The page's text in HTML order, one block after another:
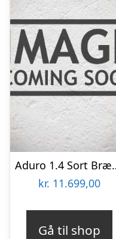
Aduro
kr. 11.699,00
Gå til shop